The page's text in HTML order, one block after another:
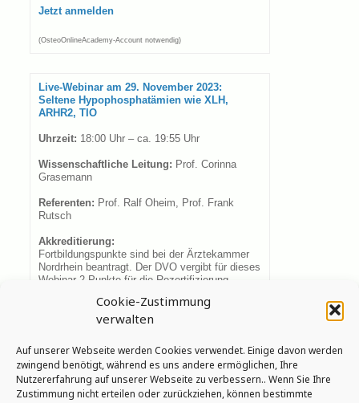
Cookie-Zustimmung
verwalten
Auf unserer Webseite werden Cookies verwendet. Einige davon werden
zwingend benötigt, während es uns andere ermöglichen, Ihre
Nutzererfahrung auf unserer Webseite zu verbessern.. Wenn Sie Ihre
Zustimmung nicht erteilen oder zurückziehen, können bestimmte
Jetzt anmelden
(OsteoOnlineAcademy-Account notwendig)
Live-Webinar am 29. November 2023:
Seltene Hypophosphatämien wie XLH,
ARHR2, TIO
Uhrzeit: 18:00 Uhr – ca. 19:55 Uhr
Wissenschaftliche Leitung: Prof. Corinna
Grasemann
Referenten: Prof. Ralf Oheim, Prof. Frank
Rutsch
Akkreditierung:
Fortbildungspunkte sind bei der Ärztekammer
Nordrhein beantragt. Der DVO vergibt für dieses
Webinar 2 Punkte für die Rezertifizierung
/ Experte für spezielle Osteoporoseversorgung.
Die Punkte für die Zertifizierung richten sich
Jetzt anmelden
(OsteoOnlineAcademy-Account notwendig)